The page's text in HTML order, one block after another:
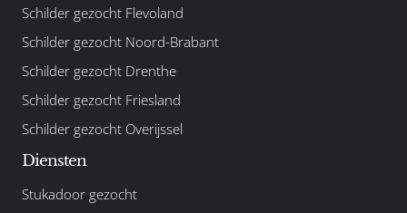
Schilder gezocht Flevoland
Schilder gezocht Noord-Brabant
Schilder gezocht Drenthe
Schilder gezocht Friesland
Schilder gezocht Overijssel
Diensten
Stukadoor gezocht